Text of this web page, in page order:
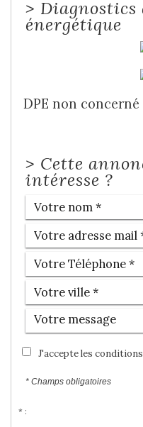
> Diagnostics
énergétique
DPE non concerné
> Cette
intéresse ?
J'accepte les
* Champs obligatoires
* :